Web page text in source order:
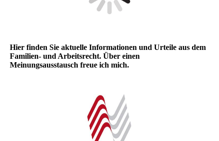
Hier finden Sie aktuelle Informationen und Urteile aus dem
Familien- und Arbeitsrecht. Über einen
Meinungsausstausch freue ich mich.